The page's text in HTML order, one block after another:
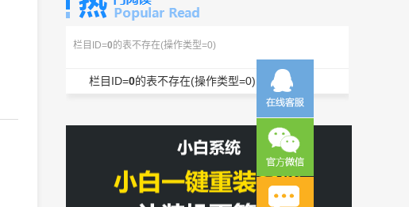
栏目ID=0 的表不存在(操作类型=0)
栏目ID=0的表不存在(操作类型=0)